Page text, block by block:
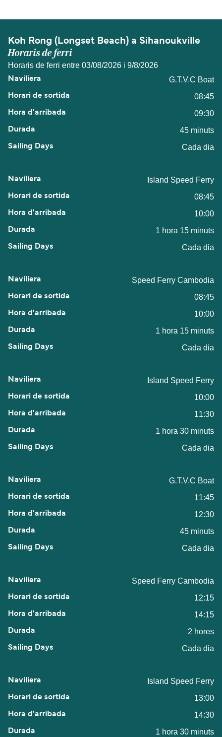
Koh Rong (Longset Beach) a Sihanoukville
Horaris de ferri
Horaris de ferri entre 03/08/2026 i 9/8/2026
G.T.V.C Boat
08:45
09:30
45 minuts
Cada dia
Island Speed Ferry
08:45
10:00
1 hora 15 minuts
Cada dia
Speed Ferry Cambodia
08:45
10:00
1 hora 15 minuts
Cada dia
Island Speed Ferry
10:00
11:30
1 hora 30 minuts
Cada dia
G.T.V.C Boat
11:45
12:30
45 minuts
Cada dia
Speed Ferry Cambodia
12:15
14:15
2 hores
Cada dia
Island Speed Ferry
13:00
14:30
1 hora 30 minuts